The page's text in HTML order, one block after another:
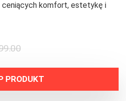
ceniących komfort, estetykę i
PRODUKT